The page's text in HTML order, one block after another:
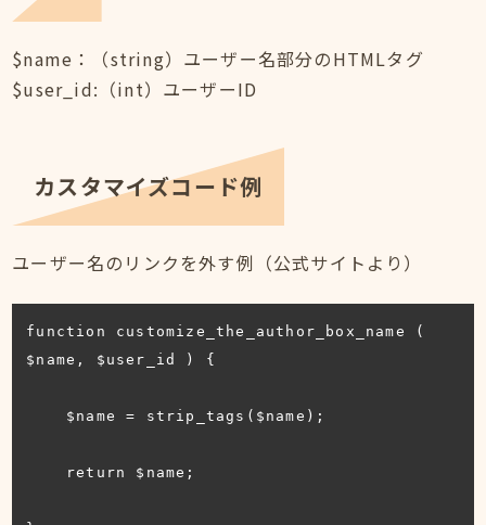
$name：（string）ユーザー名部分のHTMLタグ
$user_id:（int）ユーザーID
カスタマイズコード例
ユーザー名のリンクを外す例（公式サイトより）
function customize_the_author_box_name (
$name, $user_id ) {